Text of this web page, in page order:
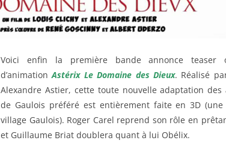
Voici enfin la première bande annonce teaser
d’animationAstérix Le Domaine des Dieux. Réalisé
Alexandre Astier, cette toute nouvelle adaptation
de Gaulois préféré est entièrement faite en 3D
village Gaulois). Roger Carel reprend son rôle en
et Guillaume Briat doublera quant à lui Obélix.